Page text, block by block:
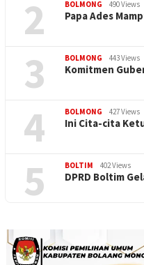
2 BOLMONG 490 Views
Papa Ades
3 BOLMONG 443 Views
Komitmen
4 BOLMONG 427 Views
Ini Cita-cita
5 BOLTIM 402 Views
DPRD Boltim